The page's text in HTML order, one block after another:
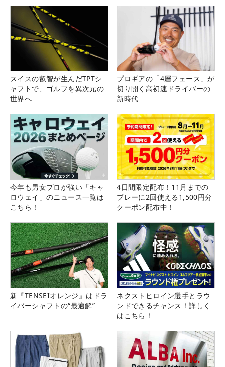
スイスの叡智が生んだTPTシ
ャフトで、ゴルフを異次元の
世界へ
プロギアの「4層フェース」が
切り開く高初速ドライバーの
新時代
今年も男女プロが強い「キャ
ロウェイ」のニュース一覧は
こちら！
4日間限定配布！11月までの
プレーに2回使える1,500円分
クーポン配布中！
新『TENSEIオレンジ』はドラ
イバーシャフトの“最適解”
ネクストヒロイン選手とラウ
ンドできるチャンス！詳しく
はこちら！